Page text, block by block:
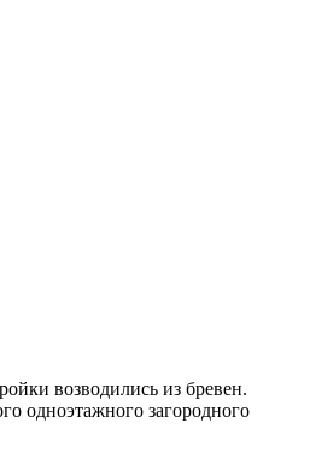
возводились из бревен.
одноэтажного загородного